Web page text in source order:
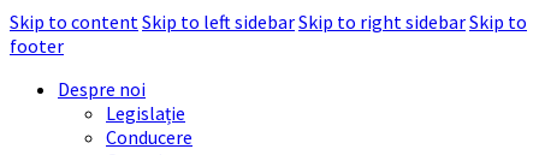
Skip to contentSkip to left sidebarSkip to right sidebarSkip to
footer
Despre noi
Legislație
Conducere